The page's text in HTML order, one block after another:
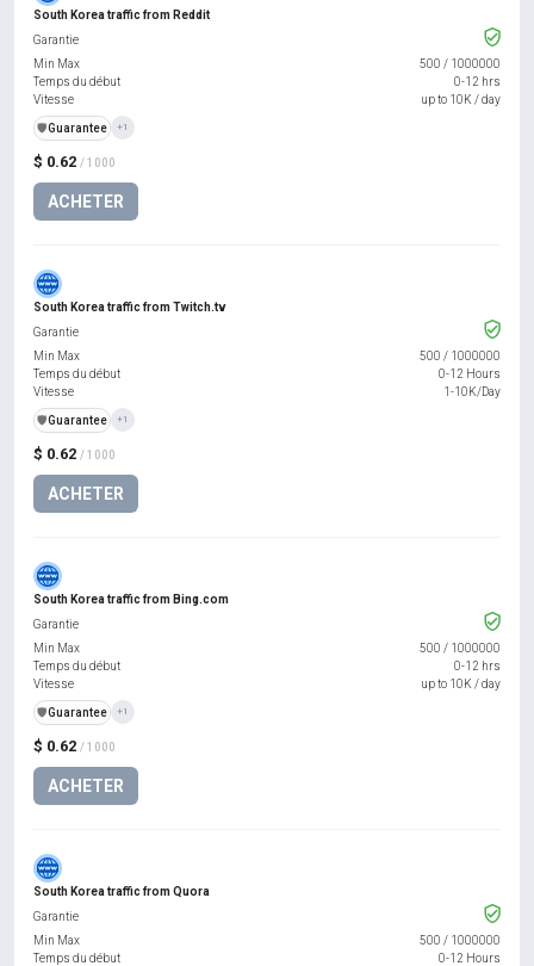
South Korea traffic from Reddit
$ 0.62 / 1000
ACHETER
Garantie
Min Max
500 / 1000000
Temps du début
0-12 hrs
Vitesse
up to 10K / day
️🛡️Guarantee +1
South Korea traffic from Twitch.tv
$ 0.62 / 1000
ACHETER
Garantie
Min Max
500 / 1000000
Temps du début
0-12 Hours
Vitesse
1-10K/Day
️🛡️Guarantee +1
South Korea traffic from Bing.com
$ 0.62 / 1000
ACHETER
Garantie
Min Max
500 / 1000000
Temps du début
0-12 hrs
Vitesse
up to 10K / day
️🛡️Guarantee +1
South Korea traffic from Quora
Garantie
Min Max
500 / 1000000
Temps du début
0-12 Hours